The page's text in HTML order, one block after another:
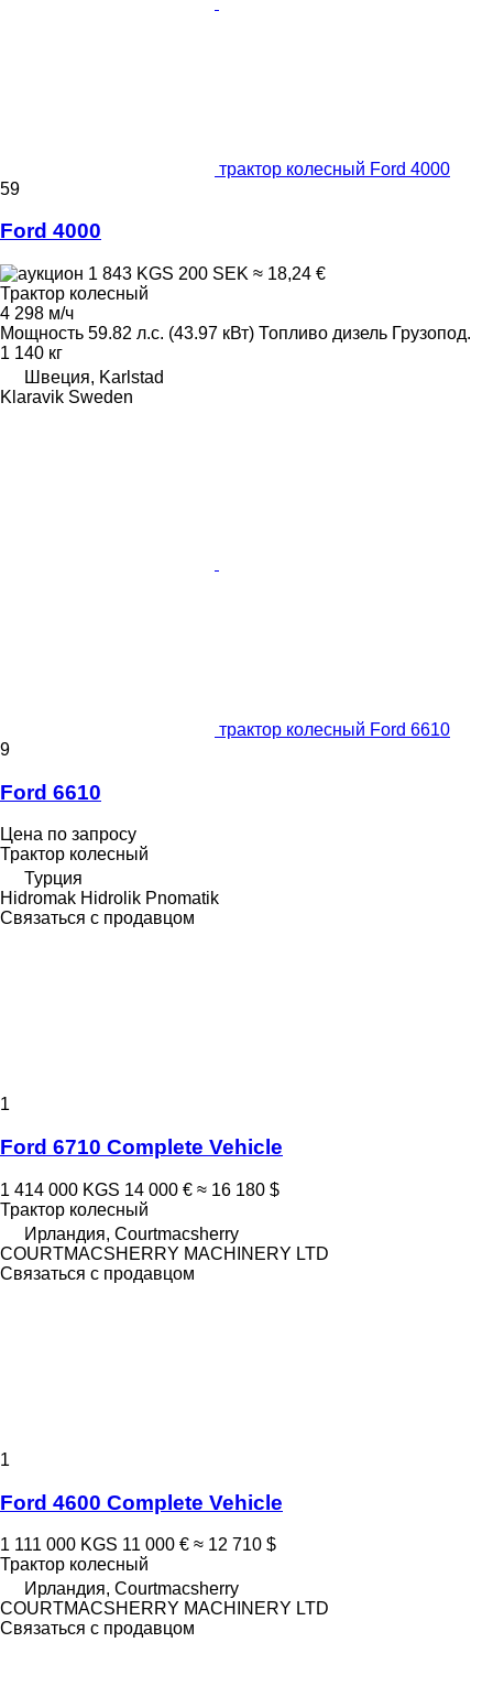
трактор колесный Ford 4000
59
Ford 4000
1 843 KGS 200 SEK ≈ 18,24 €
Трактор колесный
4 298 м/ч
Мощность 59.82 л.с. (43.97 кВт) Топливо дизель Грузопод.
1 140 кг
Швеция, Karlstad
Klaravik Sweden
трактор колесный Ford 6610
9
Ford 6610
Цена по запросу
Трактор колесный
Турция
Hidromak Hidrolik Pnomatik
Связаться с продавцом
1
Ford 6710 Complete Vehicle
1 414 000 KGS 14 000 € ≈ 16 180 $
Трактор колесный
Ирландия, Courtmacsherry
COURTMACSHERRY MACHINERY LTD
Связаться с продавцом
1
Ford 4600 Complete Vehicle
1 111 000 KGS 11 000 € ≈ 12 710 $
Трактор колесный
Ирландия, Courtmacsherry
COURTMACSHERRY MACHINERY LTD
Связаться с продавцом